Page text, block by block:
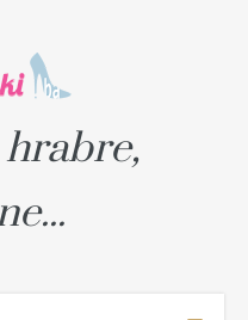
hrabre,